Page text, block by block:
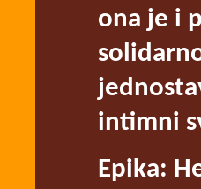
ona je i
intimni
Epika: